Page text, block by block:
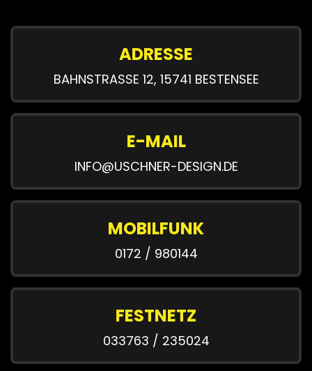
ADRESSE
BAHNSTRASSE 12, 15741 BESTENSEE
E-MAIL
INFO@USCHNER-DESIGN.DE
MOBILFUNK
0172 / 980144
FESTNETZ
033763 / 235024